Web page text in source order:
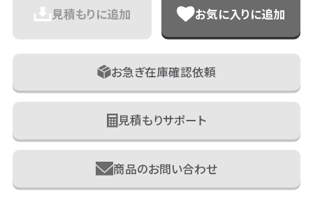
見積もりに追加 お気に入りに追加
お急ぎ在庫確認依頼
見積もりサポート
商品のお問い合わせ